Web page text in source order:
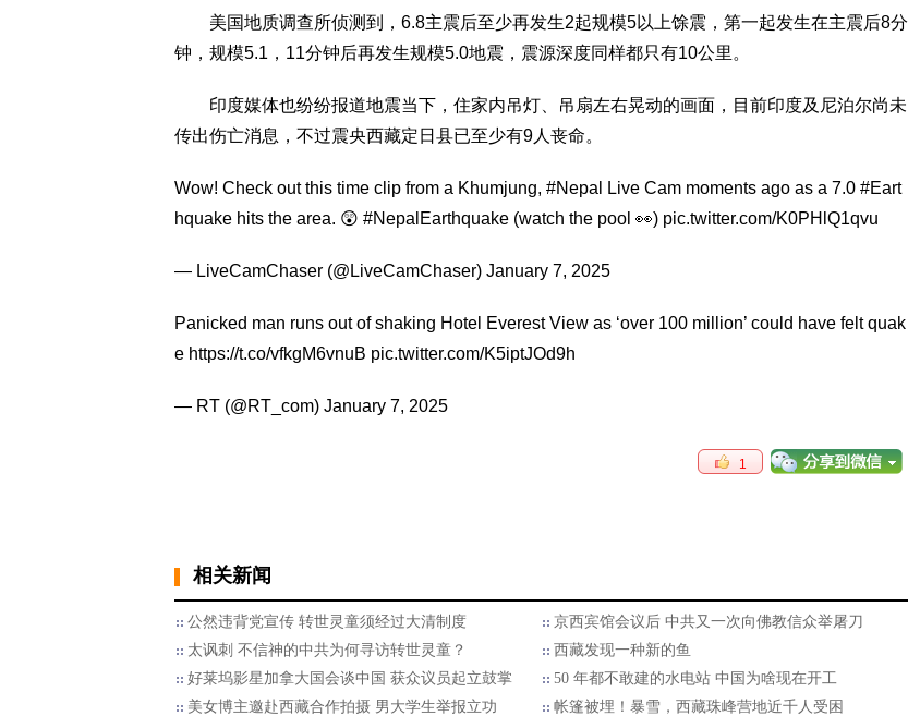
美国地质调查所侦测到，6.8主震后至少再发生2起规模5以上馀震，第一起发生在主震后8分
钟，规模5.1，11分钟后再发生规模5.0地震，震源深度同样都只有10公里。
印度媒体也纷纷报道地震当下，住家内吊灯、吊扇左右晃动的画面，目前印度及尼泊尔尚未
传出伤亡消息，不过震央西藏定日县已至少有9人丧命。
Wow! Check out this time clip from a Khumjung, #Nepal Live Cam moments ago as a 7.0 #Eart
hquake hits the area. 😲 #NepalEarthquake (watch the pool 👀) pic.twitter.com/K0PHlQ1qvu
— LiveCamChaser (@LiveCamChaser) January 7, 2025
Panicked man runs out of shaking Hotel Everest View as ‘over 100 million’ could have felt quak
e https://t.co/vfkgM6vnuB pic.twitter.com/K5iptJOd9h
— RT (@RT_com) January 7, 2025
1
相关新闻
公然违背党宣传 转世灵童须经过大清制度
京西宾馆会议后 中共又一次向佛教信众举屠刀
太讽刺 不信神的中共为何寻访转世灵童？
西藏发现一种新的鱼
好莱坞影星加拿大国会谈中国 获众议员起立鼓掌
50 年都不敢建的水电站 中国为啥现在开工
美女博主邀赴西藏合作拍摄 男大学生举报立功
帐篷被埋！暴雪，西藏珠峰营地近千人受困